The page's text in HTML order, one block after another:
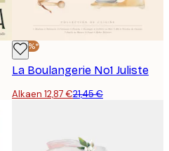
-40%*
La Boulangerie No1 Juliste
Alkaen 12,87 €21,45 €